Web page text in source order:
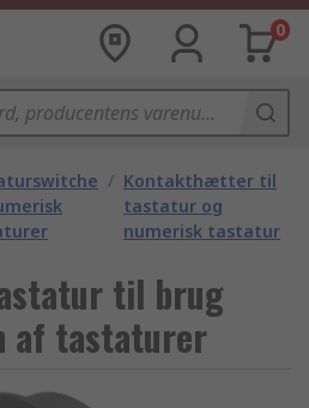
0
/ Kontakthætter til
tastatur og
numerisk tastatur
til brug
af tastaturer